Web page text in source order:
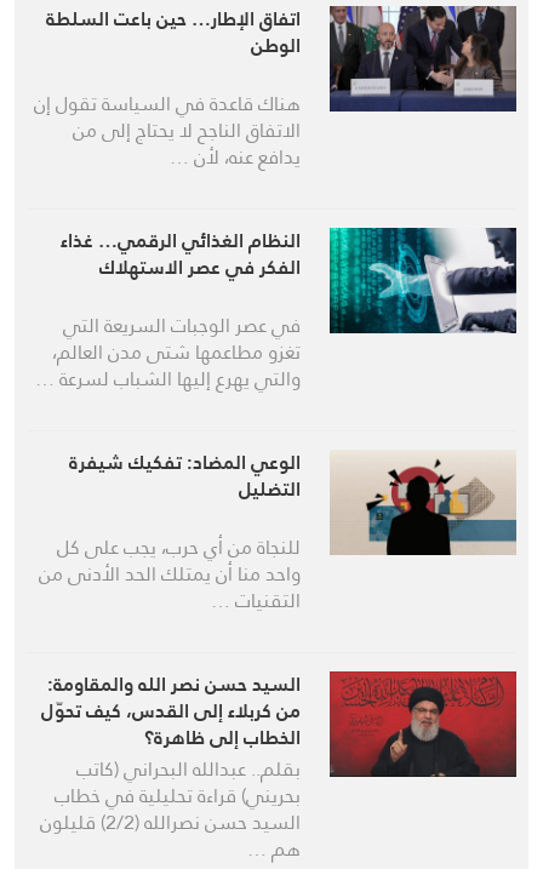
اتفاق الإطار… حين باعت السلطة
الوطن
هناك قاعدة في السياسة تقول إن
الاتفاق الناجح لا يحتاج إلى من
يدافع عنه، لأن …
النظام الغذائي الرقمي… غذاء
الفكر في عصر الاستهلاك
في عصر الوجبات السريعة التي
تغزو مطاعمها شتى مدن العالم،
والتي يهرع إليها الشباب لسرعة …
الوعي المضاد: تفكيك شيفرة
التضليل
للنجاة من أي حرب، يجب على كل
واحد منا أن يمتلك الحد الأدنى من
التقنيات …
السيد حسن نصر الله والمقاومة:
من كربلاء إلى القدس، كيف تحوّل
الخطاب إلى ظاهرة؟
بقلم.. عبدالله البحراني (كاتب
بحريني) قراءة تحليلية في خطاب
السيد حسن نصرالله (2/2) قليلون
هم …